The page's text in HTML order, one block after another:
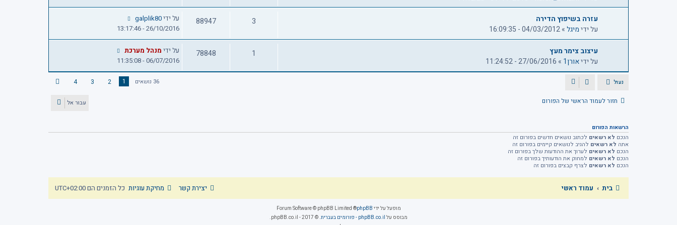
עזרה בשיפוץ הדירה
על ידימיגל»
04/03/2012 - 16:09:35
3
88947 על ידיgalplik80
26/10/2016 - 13:17:46
עיצוב צימר מעץ
על ידיאורן1 »
27/06/2016 - 11:24:52
1
78848 על ידי מנהל מערכת
06/07/2016 - 11:35:08
נעול 36 נושאים 1
2
3
4
חזור לעמוד הראשי של הפורום עבור אל
הרשאות הפורום
הנכם לא רשאים לכתוב נושאים חדשים בפורום זה
אתה לא רשאים להגיב לנושאים קיימים בפורום זה
הנכם לא רשאים לערוך את ההודעות שלך בפורום זה
הנכם לא רשאים למחוק את הודעותיך בפורום זה
הנכם לא רשאים לצרף קבצים בפורום זה
בית עמוד ראשי כל הזמנים הםUTC+02:00 מחיקת עוגיות יצירת קשר
מופעל על ידי phpBB
® Forum Software © phpBB Limited
מבוסס על phpBB.co.il - פורומים בעברית
. © 2017 - phpBB.co.il.